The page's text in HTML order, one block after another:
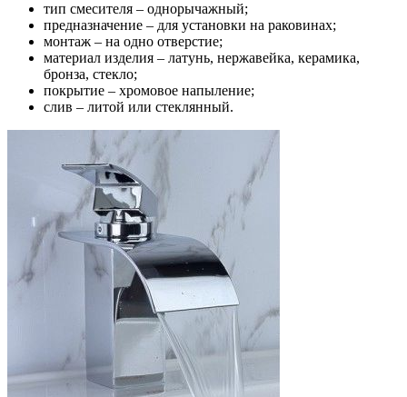
тип смесителя – однорычажный;
предназначение – для установки на раковинах;
монтаж – на одно отверстие;
материал изделия – латунь, нержавейка, керамика,
бронза, стекло;
покрытие – хромовое напыление;
слив – литой или стеклянный.